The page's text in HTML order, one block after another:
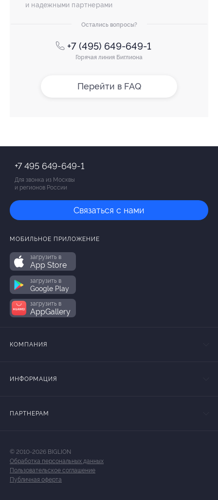
и надежными партнерами
Остались вопросы?
+7 (495) 649-649-1
Горячая линия Биглиона
Перейти в FAQ
+7 495 649-649-1
Для звонка из Москвы
и регионов России
Связаться с нами
МОБИЛЬНОЕ ПРИЛОЖЕНИЕ
загрузить в
App Store
загрузить в
Google Play
загрузить в
AppGallery
КОМПАНИЯ
ИНФОРМАЦИЯ
ПАРТНЕРАМ
© 2010-2026 BIGLION
Обработка персональных данных
Пользовательское соглашение
Публичная оферта